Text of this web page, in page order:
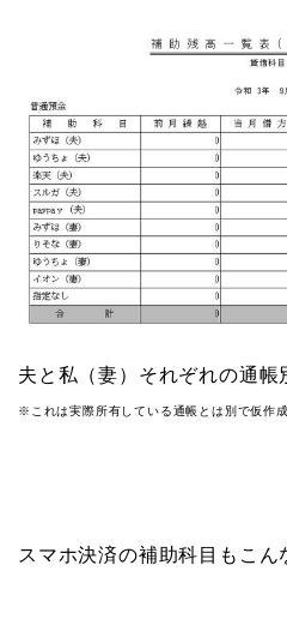
夫と私（妻）それぞれの通帳
※これは実際所有している通帳とは別で仮作
スマホ決済の補助科目もこん